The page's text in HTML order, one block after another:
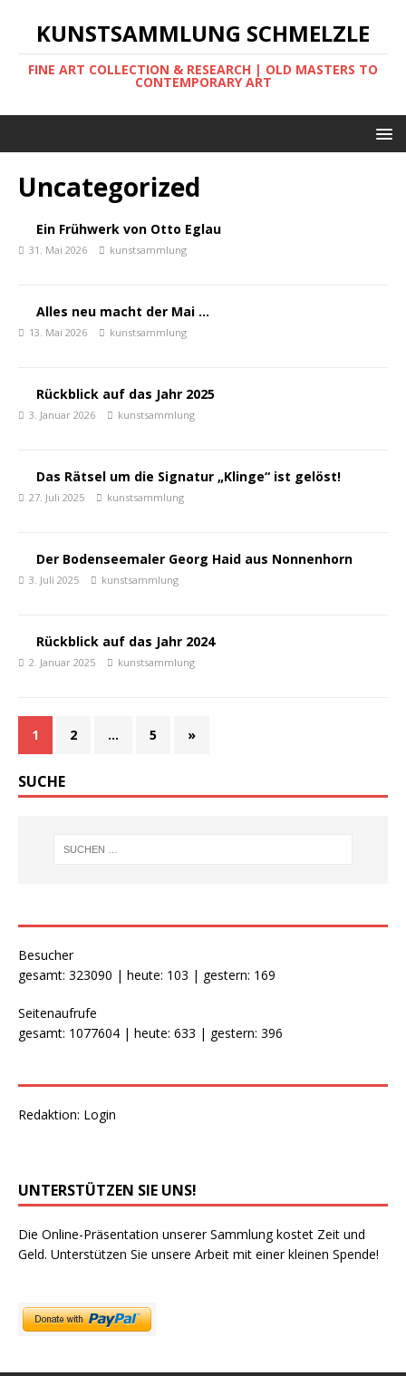
KUNSTSAMMLUNG SCHMELZLE
FINE ART COLLECTION & RESEARCH | OLD MASTERS TO
CONTEMPORARY ART
Uncategorized
Ein Frühwerk von Otto Eglau
31. Mai 2026 kunstsammlung
Alles neu macht der Mai …
13. Mai 2026 kunstsammlung
Rückblick auf das Jahr 2025
3. Januar 2026 kunstsammlung
Das Rätsel um die Signatur „Klinge“ ist gelöst!
27. Juli 2025 kunstsammlung
Der Bodenseemaler Georg Haid aus Nonnenhorn
3. Juli 2025 kunstsammlung
Rückblick auf das Jahr 2024
2. Januar 2025 kunstsammlung
1 2 … 5 »
SUCHE
Besucher
gesamt: 323090 | heute: 103 | gestern: 169
Seitenaufrufe
gesamt: 1077604 | heute: 633 | gestern: 396
Redaktion: Login
UNTERSTÜTZEN SIE UNS!
Die Online-Präsentation unserer Sammlung kostet Zeit und
Geld. Unterstützen Sie unsere Arbeit mit einer kleinen Spende!